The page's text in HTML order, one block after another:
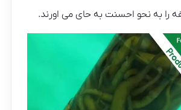
را به نحو احسنت به حای می اورند.